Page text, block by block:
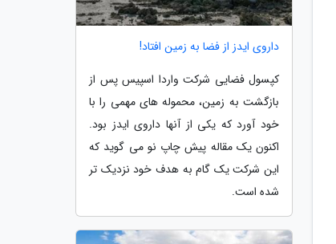
داروی ایدز از فضا به زمین افتاد!
کپسول فضایی شرکت واردا اسپیس پس از
بازگشت به زمین، محموله های مهمی را با
خود آورد که یکی از آنها داروی ایدز بود.
اکنون یک مقاله پیش چاپ نو می گوید که
این شرکت یک گام به هدف خود نزدیک تر
شده است.